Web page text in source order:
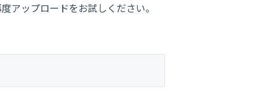
アップロードをお試しください。